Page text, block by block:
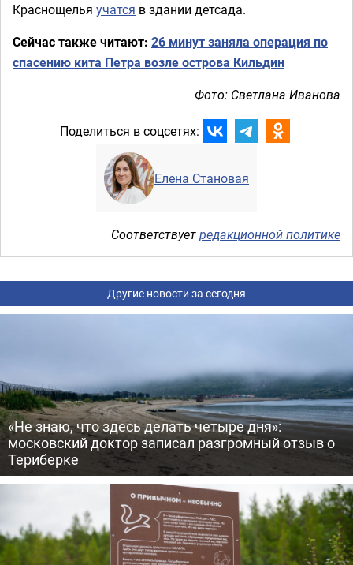
Краснощелья учатся в здании детсада.
Сейчас также читают: 26 минут заняла операция по
спасению кита Петра возле острова Кильдин
Фото: Светлана Иванова
Поделиться в соцсетях:
Елена Становая
Соответствуетредакционной политике
Другие новости за сегодня
«Не знаю, что здесь делать четыре дня»:
московский доктор записал разгромный отзыв о
Териберке